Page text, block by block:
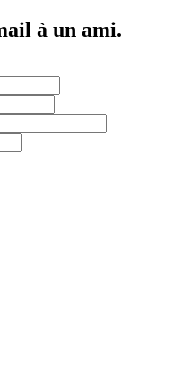
à un ami.